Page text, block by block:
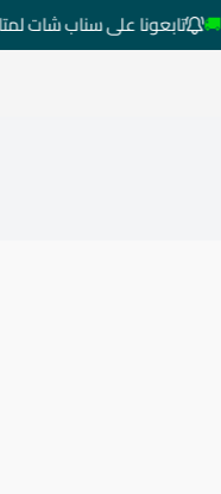
تابعونا على سناب شات